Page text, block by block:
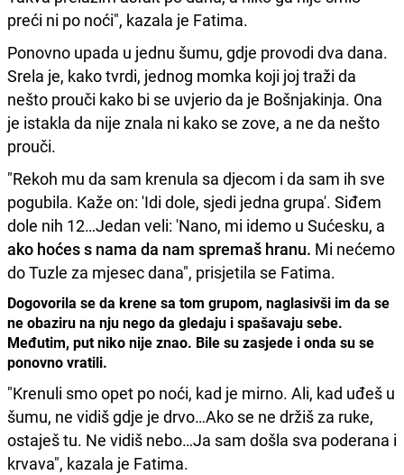
preći ni po noći", kazala je Fatima.
Ponovno upada u jednu šumu, gdje provodi dva dana.
Srela je, kako tvrdi, jednog momka koji joj traži da
nešto prouči kako bi se uvjerio da je Bošnjakinja. Ona
je istakla da nije znala ni kako se zove, a ne da nešto
prouči.
"Rekoh mu da sam krenula sa djecom i da sam ih sve
pogubila. Kaže on: 'Idi dole, sjedi jedna grupa'. Siđem
dole nih 12…Jedan veli: 'Nano, mi idemo u Sućesku, a
ako hoćes s nama da nam spremaš hranu. Mi nećemo
do Tuzle za mjesec dana", prisjetila se Fatima.
Dogovorila se da krene sa tom grupom, naglasivši im da se
ne obaziru na nju nego da gledaju i spašavaju sebe.
Međutim, put niko nije znao. Bile su zasjede i onda su se
ponovno vratili.
"Krenuli smo opet po noći, kad je mirno. Ali, kad uđeš u
šumu, ne vidiš gdje je drvo…Ako se ne držiš za ruke,
ostaješ tu. Ne vidiš nebo…Ja sam došla sva poderana i
krvava", kazala je Fatima.